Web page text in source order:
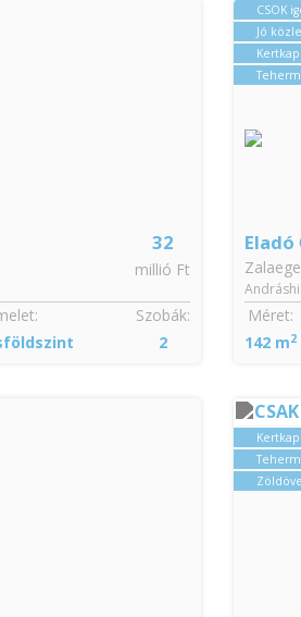
32
millió Ft
Szobák:
2
CSOK
Jó
Eladó
Méret:
142 m2